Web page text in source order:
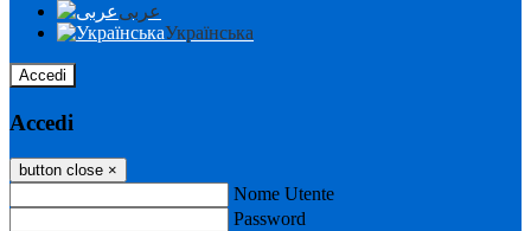
عربى
Українська
Accedi
Accedi
button close ×
Nome Utente
Password